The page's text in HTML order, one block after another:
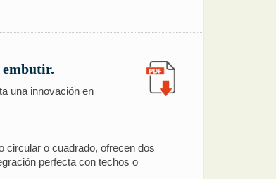
embutir.
una innovación en
circular o cuadrado, ofrecen dos
perfecta con techos o